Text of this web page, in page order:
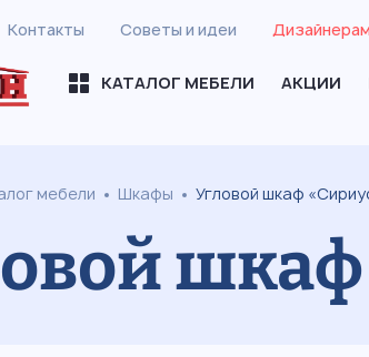
Контакты Советы и идеи Дизайнерам
КАТАЛОГ МЕБЕЛИ АКЦИИ
мебели Шкафы Угловой шкаф